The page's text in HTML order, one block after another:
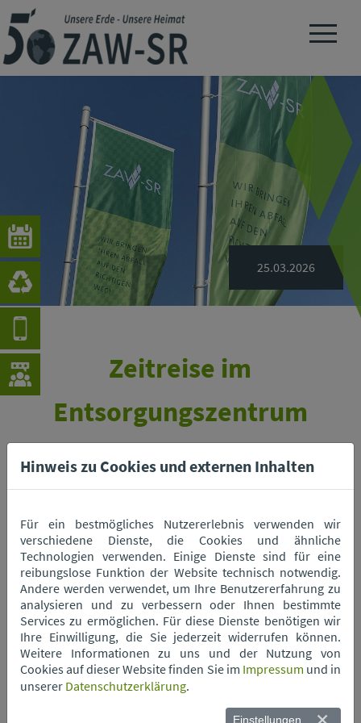
Navigation
25.03.2026
Zeitreise im
Entsorgungszentrum
Jubiläumsausstellung mit Kultstücken aus sieben
- eine besondere Ausstellung bis zum 27. März 2026
Welche Geschichten stecken
in den Dingen, die wir
wegwerfen? Eine Woche
lang präsentierte der ZAW-
SR anlässlich seines 50-
jährigen Bestehens
Hinweis zu Cookies und externen Inhalten
Für ein bestmögliches Nutzererlebnis verwenden wir
verschiedene Dienste, die Cookies und ähnliche
Technologien verwenden. Einige Dienste sind für eine
reibungslose Funktion der Website technisch notwendig.
Andere werden verwendet, um Ihre Benutzererfahrung zu
analysieren und zu verbessern oder Ihnen bestimmte
Services zu ermöglichen. Für diese Dienste benötigen wir
Ihre Einwilligung, die Sie jederzeit widerrufen können.
Weitere Informationen zu uns und der Nutzung von
Cookies auf dieser Website finden Sie im Impressum und in
unserer Datenschutzerklärung.
Einstellungen